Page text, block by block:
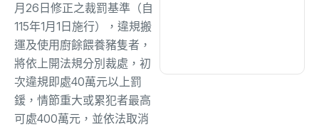
月26日修正之裁罰基準（自
115年1月1日施行），違規搬
運及使用廚餘餵養豬隻者，
將依上開法規分別裁處，初
次違規即處40萬元以上罰
鍰，情節重大或累犯者最高
可處400萬元，並依法取消